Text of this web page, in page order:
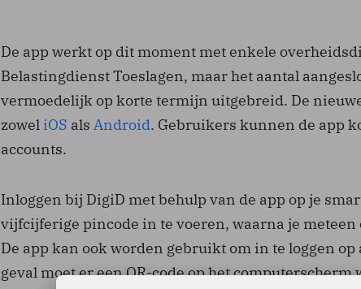
De app werkt op dit moment met enkele
Belastingdienst Toeslagen, maar het aantal
vermoedelijk op korte termijn uitgebreid. De
zowel iOS als Android. Gebruikers kunnen de app
accounts.
Inloggen bij DigiD met behulp van de app op je
vijfcijferige pincode in te voeren, waarna je meteen
De app kan ook worden gebruikt om in te loggen
geval moet er een QR-code op het computerscherm